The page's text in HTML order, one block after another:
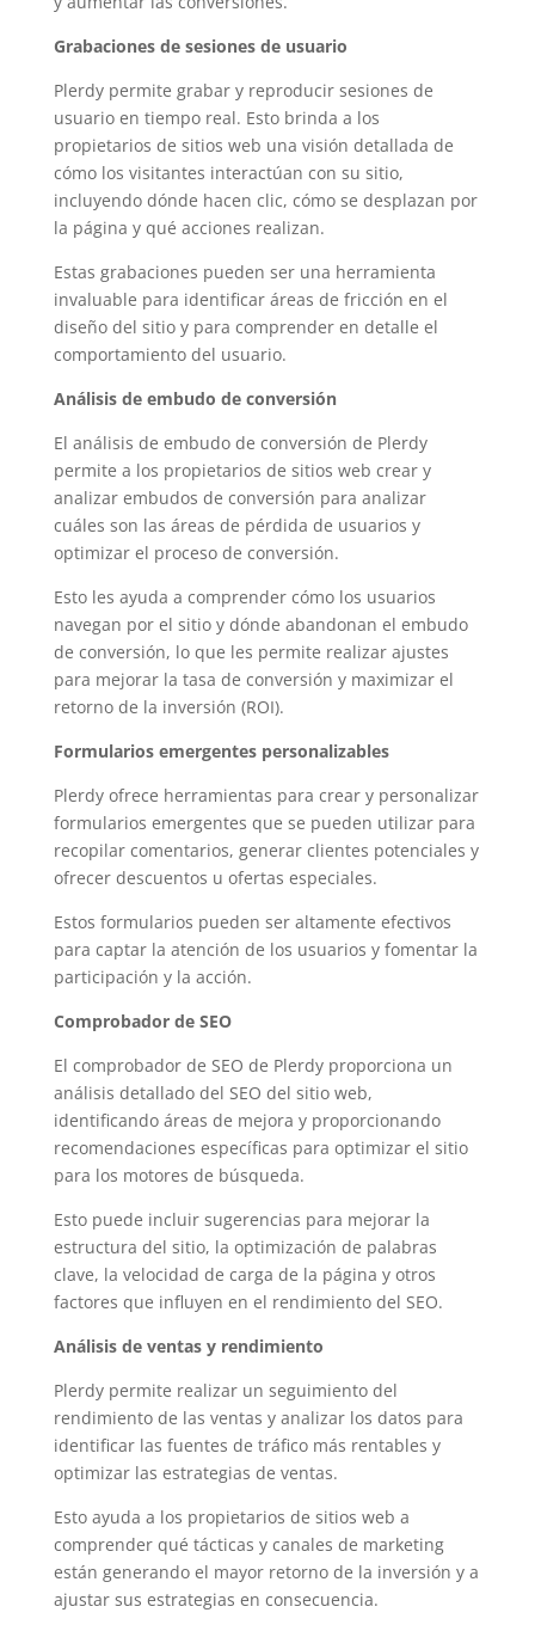
Grabaciones de sesiones de usuario
Plerdy permite grabar y reproducir sesiones de
usuario en tiempo real. Esto brinda a los
propietarios de sitios web una visión detallada de
cómo los visitantes interactúan con su sitio,
incluyendo dónde hacen clic, cómo se desplazan por
la página y qué acciones realizan.
Estas grabaciones pueden ser una herramienta
invaluable para identificar áreas de fricción en el
diseño del sitio y para comprender en detalle el
comportamiento del usuario.
Análisis de embudo de conversión
El análisis de embudo de conversión de Plerdy
permite a los propietarios de sitios web crear y
analizar embudos de conversión para analizar
cuáles son las áreas de pérdida de usuarios y
optimizar el proceso de conversión.
Esto les ayuda a comprender cómo los usuarios
navegan por el sitio y dónde abandonan el embudo
de conversión, lo que les permite realizar ajustes
para mejorar la tasa de conversión y maximizar el
retorno de la inversión (ROI).
Formularios emergentes personalizables
Plerdy ofrece herramientas para crear y personalizar
formularios emergentes que se pueden utilizar para
recopilar comentarios, generar clientes potenciales y
ofrecer descuentos u ofertas especiales.
Estos formularios pueden ser altamente efectivos
para captar la atención de los usuarios y fomentar la
participación y la acción.
Comprobador de SEO
El comprobador de SEO de Plerdy proporciona un
análisis detallado del SEO del sitio web,
identificando áreas de mejora y proporcionando
recomendaciones específicas para optimizar el sitio
para los motores de búsqueda.
Esto puede incluir sugerencias para mejorar la
estructura del sitio, la optimización de palabras
clave, la velocidad de carga de la página y otros
factores que influyen en el rendimiento del SEO.
Análisis de ventas y rendimiento
Plerdy permite realizar un seguimiento del
rendimiento de las ventas y analizar los datos para
identificar las fuentes de tráfico más rentables y
optimizar las estrategias de ventas.
Esto ayuda a los propietarios de sitios web a
comprender qué tácticas y canales de marketing
están generando el mayor retorno de la inversión y a
ajustar sus estrategias en consecuencia.